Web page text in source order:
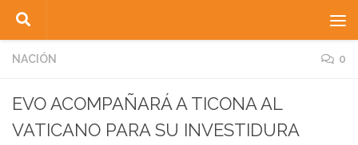
Saltar al contenido
NACIÓN 0
EVO ACOMPAÑARÁ A TICONA AL
VATICANO PARA SU INVESTIDURA